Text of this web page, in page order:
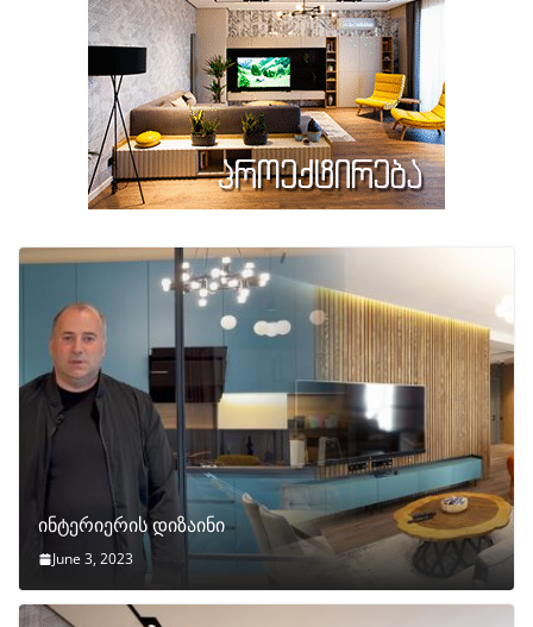
ინტერიერის დიზაინი
June 3, 2023